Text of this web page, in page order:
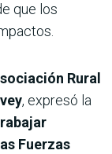
que los
Rural
, expresó la
Fuerzas